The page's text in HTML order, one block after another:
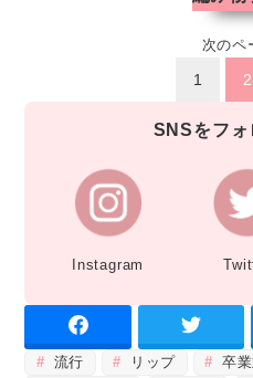
次のペ
1 2
SNSをフ
Instagram
流行 リップ 卒